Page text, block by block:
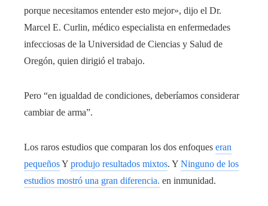
porque necesitamos entender esto mejor», dijo el Dr.
Marcel E. Curlin, médico especialista en enfermedades
infecciosas de la Universidad de Ciencias y Salud de
Oregón, quien dirigió el trabajo.
Pero “en igualdad de condiciones, deberíamos considerar
cambiar de arma”.
Los raros estudios que comparan los dos enfoques eran
pequeñosY produjo resultados mixtos. Y Ninguno de los
estudios mostró una gran diferencia. en inmunidad.